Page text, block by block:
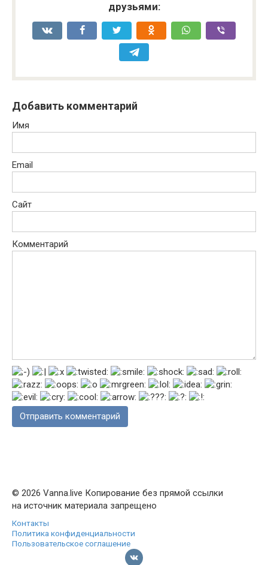
друзьями:
Добавить комментарий
Имя
Email
Сайт
Комментарий
© 2026 Vanna.live Копирование без прямой ссылки
на источник материала запрещено
Контакты
Политика конфиденциальности
Пользовательское соглашение